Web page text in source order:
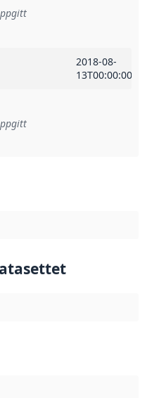
2018-08-
13T00:00:00Z
til ei implementeringsregel eller